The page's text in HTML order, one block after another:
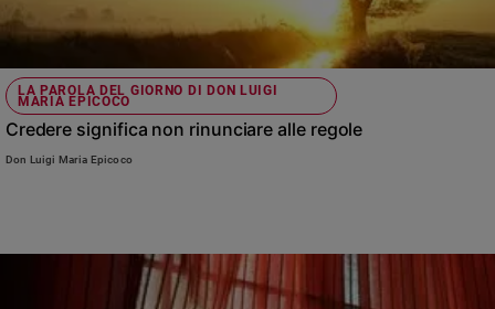
LA PAROLA DEL GIORNO DI DON LUIGI
MARIA EPICOCO
Credere significa non rinunciare alle regole
Don Luigi Maria Epicoco